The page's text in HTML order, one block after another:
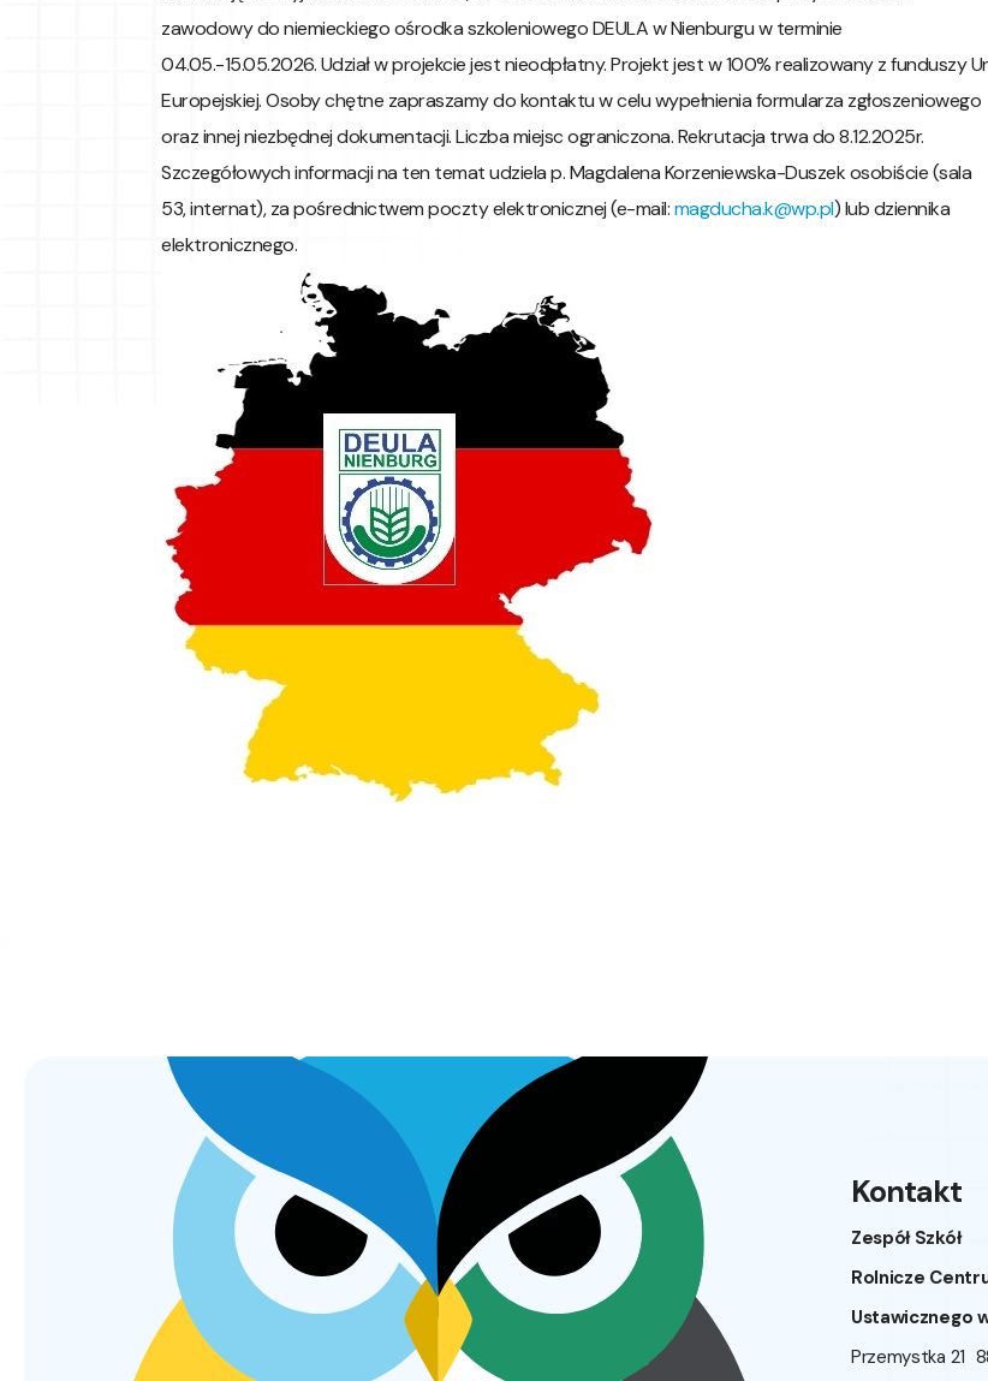
zawodowy do niemieckiego ośrodka szkoleniowego DEULA w Nienburgu w terminie
04.05.-15.05.2026. Udział w projekcie jest nieodpłatny. Projekt jest w 100% realizowany z funduszy
Europejskiej. Osoby chętne zapraszamy do kontaktu w celu wypełnienia formularza zgłoszeniowego
oraz innej niezbędnej dokumentacji. Liczba miejsc ograniczona. Rekrutacja trwa do 8.12.2025r.
Szczegółowych informacji na ten temat udziela p. Magdalena Korzeniewska-Duszek osobiście (sala
53, internat), za pośrednictwem poczty elektronicznej (e-mail:magducha.k@wp.pl) lub dziennika
elektronicznego.
Kontakt
Zespół Szkół
Rolnicze
Ustawicznego
Przemystka 21